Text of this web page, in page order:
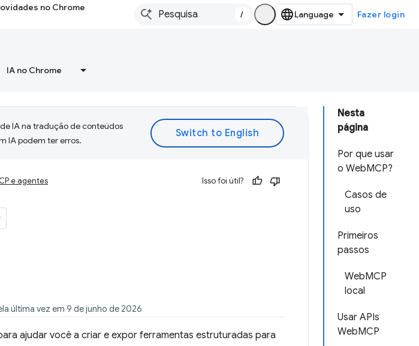
no Chrome
/ Fazer login
IA no Chrome
Nesta
página
Por que usar
o WebMCP?
Casos de
uso
Primeiros
passos
WebMCP
local
Usar APIs
WebMCP
IA na tradução de conteúdos
IA podem ter erros.
e agentes Isso foi útil?
última vez em 9 de junho de 2026
ajudar você a criar e expor ferramentas estruturadas para